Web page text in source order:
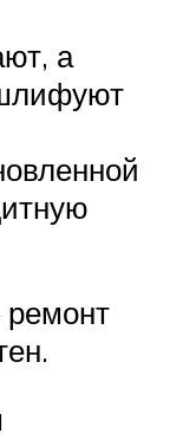
а
ремонт